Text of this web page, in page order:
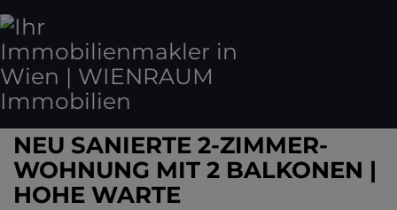
NEU SANIERTE 2-ZIMMER-
WOHNUNG MIT 2 BALKONEN |
HOHE WARTE